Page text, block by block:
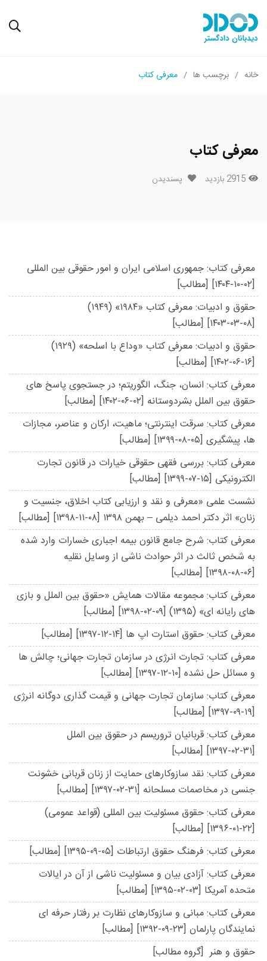
خانه برچسب ها معرفی کتاب
معرفی کتاب
2915 بازدید پسندیدن
معرفی کتاب: جمهوری اسلامی ایران و امور حقوقی بین المللی
[۱۴۰۴-۱۰-۰۲] [مطالب]
حقوق و ادبیات: معرفی کتاب «۱۹۸۴» (۱۹۴۹)
[۱۴۰۳-۰۳-۰۸] [مطالب]
حقوق و ادبیات: معرفی کتاب «وداع با اسلحه» (۱۹۲۹)
[۱۴۰۲-۰۶-۱۶] [مطالب]
معرفی کتاب: انسان، جنگ، الگوریتم؛ در جستجوی پاسخ های
حقوق بین الملل بشردوستانه [۱۴۰۲-۰۶-۰۲] [مطالب]
معرفی کتاب: سرقت اینترنتی؛ ماهیت، ارکان و عناصر، مجازات
ها، پیشگیری [۱۳۹۹-۰۸-۰۵] [مطالب]
معرفی کتاب: بررسی فقهی حقوقی خیارات در قانون تجارت
الکترونیکی [۱۳۹۹-۰۷-۱۵] [مطالب]
نشست علمی «معرفی و نقد و ارزیابی کتاب اخلاق، جنسیت و
زنان» اثر دکتر احمد دیلمی – بهمن ۱۳۹۸
[۱۳۹۸-۱۱-۰۸] [مطالب]
معرفی کتاب: شرح جامع قانون بیمه اجباری خسارات وارد شده
به شخص ثالث در اثر حوادث ناشی از وسایل نقلیه
[۱۳۹۸-۰۸-۰۶] [مطالب]
معرفی کتاب: مجموعه مقالات همایش «حقوق بین الملل و بازی
های رایانه ای» (۱۳۹۵)
[۱۳۹۸-۰۲-۰۹] [مطالب]
معرفی کتاب: حقوق استارت اپ ها [۱۳۹۷-۱۲-۱۴] [مطالب]
معرفی کتاب: تجارت انرژی در سازمان تجارت جهانی؛ چالش ها
و مسائل حل نشده [۱۳۹۷-۱۲-۱۰] [مطالب]
معرفی کتاب: سازمان تجارت جهانی و قیمت گذاری دوگانه انرژی
[۱۳۹۷-۰۹-۱۹] [مطالب]
معرفی کتاب: قربانیان تروریسم در حقوق بین الملل
[۱۳۹۷-۰۲-۳۱] [مطالب]
معرفی کتاب: نقد سازوکارهای حمایت از زنان قربانی خشونت
جنسی در مخاصمات مسلحانه [۱۳۹۷-۰۲-۳۱] [مطالب]
معرفی کتاب: حقوق مسئولیت بین المللی (قواعد عمومی)
[۱۳۹۶-۰۱-۲۲] [مطالب]
معرفی کتاب: فرهنگ حقوق ارتباطات [۱۳۹۵-۰۹-۰۵] [مطالب]
معرفی کتاب: آزادی بیان و مسئولیت ناشی از آن در ایالات
متحده آمریکا [۱۳۹۵-۰۲-۰۳] [مطالب]
معرفی کتاب: مبانی و سازوکارهای نظارت بر رفتار حرفه ای
نمایندگان پارلمان [۱۳۹۲-۰۹-۲۳] [مطالب]
حقوق و هنر [گروه مطالب]